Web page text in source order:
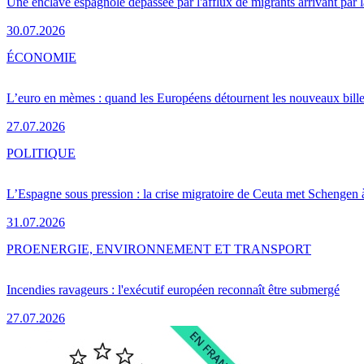
30.07.2026
L’euro en mèmes : quand les Européens détournent les nouveaux
27.07.2026
ÉCONOMIE
L’Espagne sous pression : la crise migratoire de Ceuta met Schengen
31.07.2026
POLITIQUE
Incendies ravageurs : l'exécutif européen reconnaît être submergé
27.07.2026
PROENERGIE, ENVIRONNEMENT ET TRANSPORT